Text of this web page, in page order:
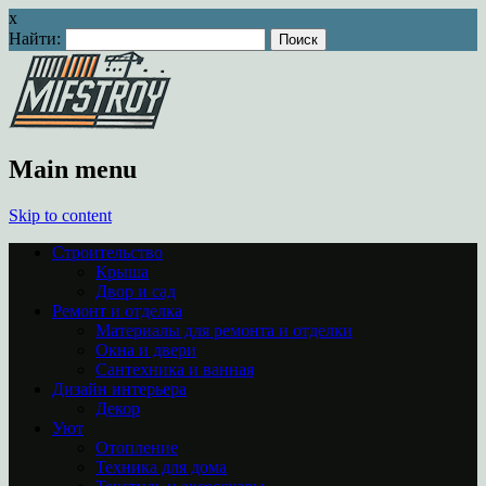
x
Найти:
Main menu
Skip to content
Строительство
Крыша
Двор и сад
Ремонт и отделка
Материалы для ремонта и отделки
Окна и двери
Сантехника и ванная
Дизайн интерьера
Декор
Уют
Отопление
Техника для дома